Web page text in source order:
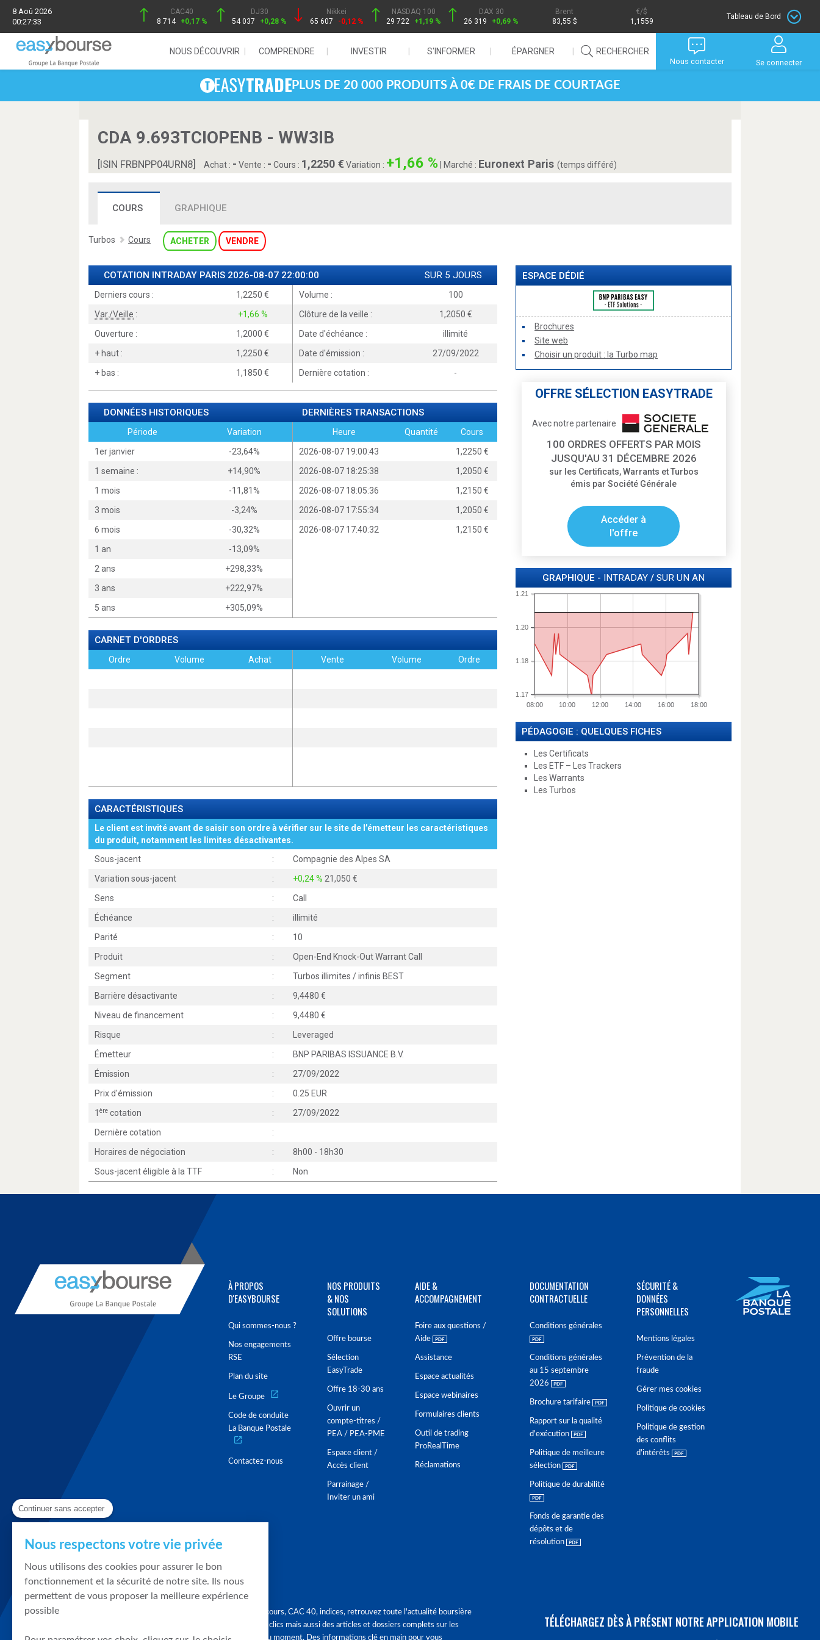
8 Aoû 2026
00:27:33
CAC40
8 714 +0,17 %
DJ30
54 037
+0,28 %
Nikkei
65 607
-0,12 %
NASDAQ 100
29 722
+1,19 %
DAX 30
26 319
+0,69 %
Brent
83,55 $
/$
1,1559
Tableau de Bord
NOUS DÉCOUVRIR COMPRENDRE INVESTIR S'INFORMER ÉPARGNER RECHERCHER
Nous contacter Se connecter
PLUS DE 20 000 PRODUITS À 0€ DE FRAIS DE COURTAGE
CDA 9.693TCIOPENB - WW3IB
[ISIN FRBNPP04URN8] Achat : - Vente : - Cours : 1,2250Variation : +1,66 % Marché : Euronext Paris (temps différé)
COURS GRAPHIQUE
Turbos Cours ACHETER VENDRE
COTATION INTRADAY PARIS 2026-08-07 22:00:00 SUR 5 JOURS
Derniers cours :
1,2250
Var./Veille :
+1,66 %
Ouverture :
1,2000
+ haut :
1,2250
+ bas :
1,1850
Volume :
100
Clôture de la veille :
1,2050
Date d'échéance :
illimité
Date d'émission :
27/09/2022
Dernière cotation :
-
DONNÉES HISTORIQUES DERNIÈRES TRANSACTIONS
Période
Variation
1er janvier
-23,64%
1 semaine :
+14,90%
1 mois
-11,81%
3 mois
-3,24%
6 mois
-30,32%
1 an
-13,09%
2 ans
+298,33%
3 ans
+222,97%
5 ans
+305,09%
Heure Quantité
Cours
2026-08-07 19:00:43
1,2250
2026-08-07 18:25:38
1,2050
2026-08-07 18:05:36
1,2150
2026-08-07 17:55:34
1,2050
2026-08-07 17:40:32
1,2150
CARNET D'ORDRES
Ordre Volume Achat Vente Volume Ordre
CARACTÉRISTIQUES
Le client est invité avant de saisir son ordre à vérifier sur le site de l’émetteur les caractéristiques
du produit, notamment les limites désactivantes.
Sous-jacent
:
Compagnie des Alpes SA
Variation sous-jacent
: +0,24 % 21,050
Sens
:
Call
Échéance
:
illimité
Parité
:
10
Produit
:
Open-End Knock-Out Warrant Call
Segment
:
Turbos illimites / infinis BEST
Barrière désactivante
:
9,4480
Niveau de financement
:
9,4480
Risque
:
Leveraged
Émetteur
:
BNP PARIBAS ISSUANCE B.V.
Émission
:
27/09/2022
Prix d'émission
:
0.25 EUR
1 ère cotation :
27/09/2022
Dernière cotation
:
Horaires de négociation
:
8h00 - 18h30
Sous-jacent éligible à la TTF
: Non
ESPACE DÉDIÉ
Brochures
Site web
Choisir un produit : la Turbo map
OFFRE SÉLECTION EASYTRADE
Avec notre partenaire
100 ORDRES OFFERTS PAR MOIS
JUSQU'AU 31 DÉCEMBRE 2026
sur les Certificats, Warrants et Turbos
émis par Société Générale
Accéder à
l'offre
GRAPHIQUE - INTRADAY /SUR UN AN
08:00 10:00 12:00 14:00 16:00 18:00
1.17
1.18
1.20
1.21
PÉDAGOGIE : QUELQUES FICHES
Les Certificats
Les ETF – Les Trackers
Les Warrants
Les Turbos
À PROPOS
D'EASYBOURSE
Qui sommes-nous ?
Nos engagements
RSE
Plan du site
Le Groupe
Code de conduite
La Banque Postale
Contactez-nous
NOS PRODUITS
& NOS
SOLUTIONS
Offre bourse
Sélection
EasyTrade
Offre 18-30 ans
Ouvrir un
compte-titres /
PEA / PEA-PME
Espace client /
Accès client
Parrainage /
Inviter un ami
AIDE &
ACCOMPAGNEMENT
Foire aux questions /
Aide
Assistance
Espace actualités
Espace webinaires
Formulaires clients
Outil de trading
ProRealTime
Réclamations
DOCUMENTATION
CONTRACTUELLE
Conditions générales
Conditions générales
au 15 septembre
2026
Brochure tarifaire
Rapport sur la qualité
d'exécution
Politique de meilleure
sélection
Politique de durabilité
Fonds de garantie des
dépôts et de
résolution
SÉCURITÉ &
DONNÉES
PERSONNELLES
Mentions légales
Prévention de la
fraude
Gérer mes cookies
Politique de cookies
Politique de gestion
des conflits
d'intérêts
Graphique, cours, CAC 40, indices, retrouvez toute l'actualité boursière
en quelques clics mais aussi des articles et dossiers complets sur les
tendances du moment. Des informations clé en main pour vous
TÉLÉCHARGEZ DÈS À PRÉSENT NOTRE APPLICATION MOBILE
Continuer sans accepter
Nous respectons votre vie privée
Nous utilisons des cookies pour assurer le bon
fonctionnement et la sécurité de notre site. Ils nous
permettent de vous proposer la meilleure expérience
possible